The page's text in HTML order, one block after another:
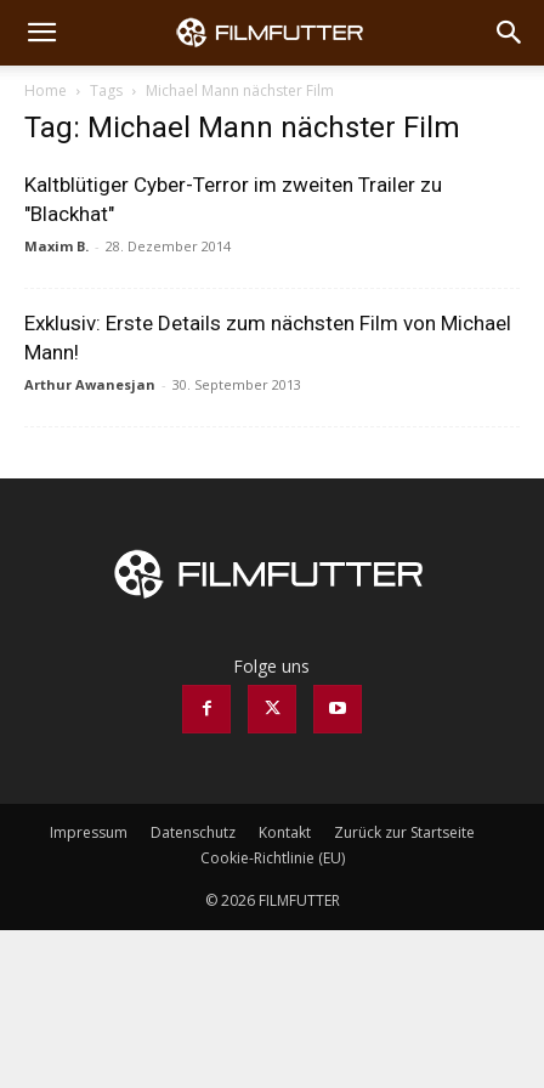
Home Tags Michael Mann nächster Film
Tag: Michael Mann nächster Film
Kaltblütiger Cyber-Terror im zweiten Trailer zu
"Blackhat"
Maxim B. - 28. Dezember 2014
Exklusiv: Erste Details zum nächsten Film von Michael
Mann!
Arthur Awanesjan - 30. September 2013
Folge uns
Impressum Datenschutz Kontakt
Zurück zur Startseite
Cookie-Richtlinie (EU)
© 2026 FILMFUTTER